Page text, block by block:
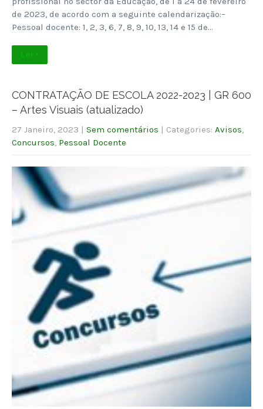
de 2023, de acordo com a seguinte calendarização:–
Pessoal docente: 1, 2, 3, 6, 7, 8, 9, 10, 13, 14 e 15 de…
Ler +
CONTRATAÇÃO DE ESCOLA 2022-2023 | GR 600
– Artes Visuais (atualizado)
27 Janeiro, 2023 | Sem comentários | Categories: Avisos
Concursos Pessoal Docente